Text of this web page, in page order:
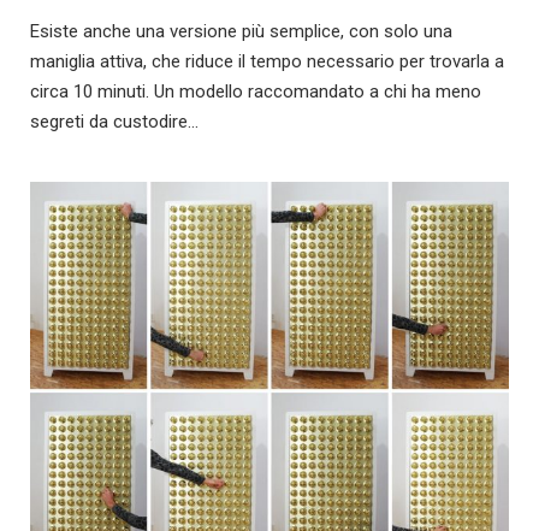
Esiste anche una versione più semplice, con solo una
maniglia attiva, che riduce il tempo necessario per trovarla a
circa 10 minuti. Un modello raccomandato a chi ha meno
segreti da custodire…